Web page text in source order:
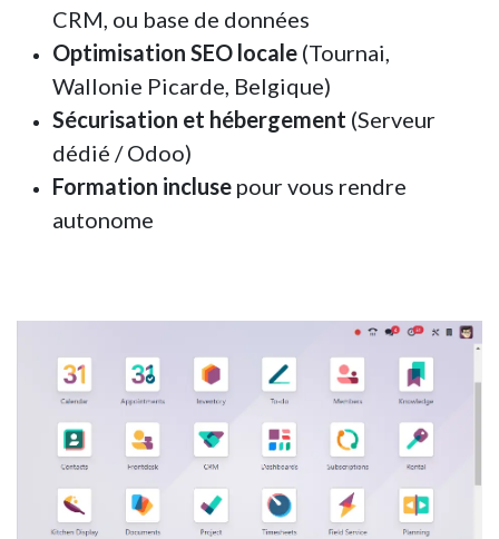
CRM, ou base de données
Optimisation SEO locale (Tournai,
Wallonie Picarde, Belgique)
Sécurisation et hébergement (Serveur
dédié / Odoo)
Formation incluse pour vous rendre
autonome